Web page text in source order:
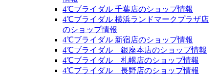
4℃ブライダル 千葉店のショップ情報
4℃ブライダル 横浜ランドマークプラザ店
のショップ情報
4℃ブライダル 新宿店のショップ情報
4℃ブライダル 銀座本店のショップ情報
4℃ブライダル 札幌店のショップ情報
4℃ブライダル 長野店のショップ情報